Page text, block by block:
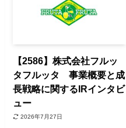
【2586】株式会社フルッ
タフルッタ 事業概要と成
長戦略に関するIRインタビ
ュー
2026年7月27日